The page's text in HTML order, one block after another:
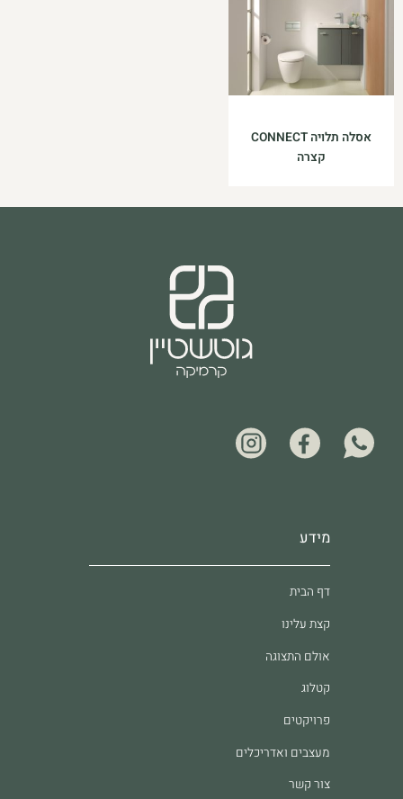
אסלה תלויה CONNECT
קצרה
מידע
דף הבית
קצת עלינו
אולם התצוגה
קטלוג
פרויקטים
מעצבים ואדריכלים
צור קשר